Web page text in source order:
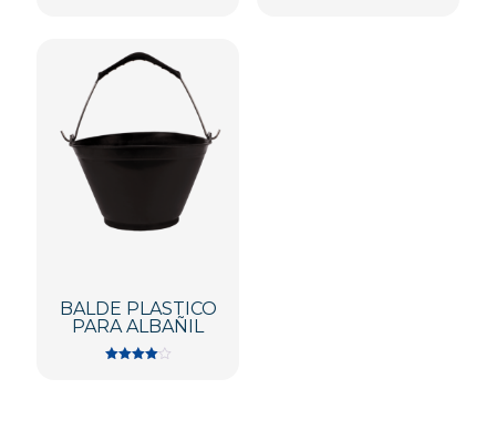
BALDE PLASTICO
PARA ALBAÑIL